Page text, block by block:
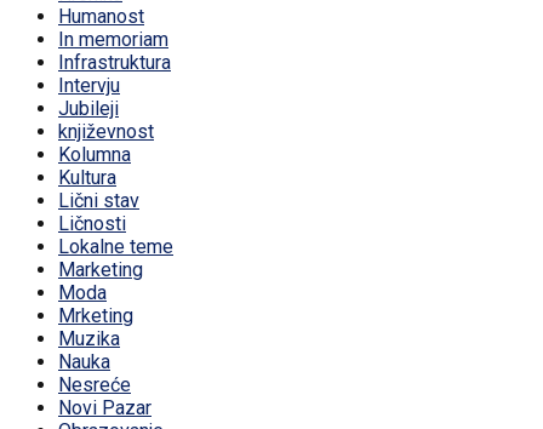
Humanost
In memoriam
Infrastruktura
Intervju
Jubileji
književnost
Kolumna
Kultura
Lični stav
Ličnosti
Lokalne teme
Marketing
Moda
Mrketing
Muzika
Nauka
Nesreće
Novi Pazar